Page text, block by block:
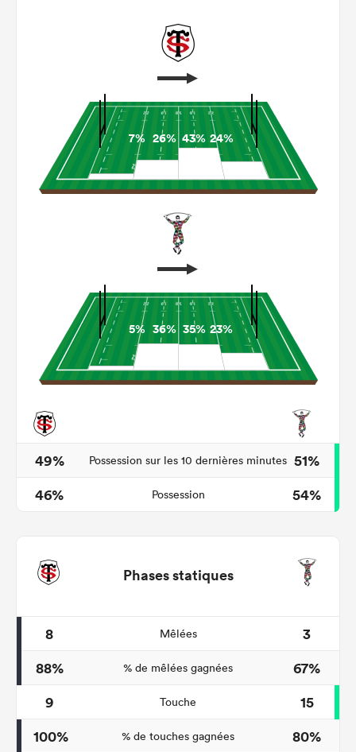
7% 26% 43% 24%
5% 36% 35% 23%
49% Possession sur les 10 dernières minutes 51%
46%
Possession 54%
Phases statiques
8 Mêlées
3
88%
% de mêlées gagnées
67%
9
Touche
15
100%
% de touches gagnées
80%